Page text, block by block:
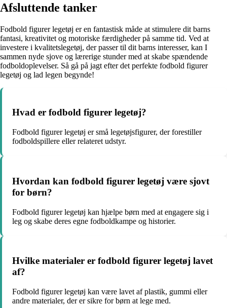
Afsluttende tanker
Fodbold figurer legetøj er en fantastisk måde at stimulere dit barns
fantasi, kreativitet og motoriske færdigheder på samme tid. Ved at
investere i kvalitetslegetøj, der passer til dit barns interesser, kan I
sammen nyde sjove og lærerige stunder med at skabe spændende
fodboldoplevelser. Så gå på jagt efter det perfekte fodbold figurer
legetøj og lad legen begynde!
Hvad er fodbold figurer legetøj?
Fodbold figurer legetøj er små legetøjsfigurer, der forestiller
fodboldspillere eller relateret udstyr.
Hvordan kan fodbold figurer legetøj være sjovt
for børn?
Fodbold figurer legetøj kan hjælpe børn med at engagere sig i
leg og skabe deres egne fodboldkampe og historier.
Hvilke materialer er fodbold figurer legetøj lavet
af?
Fodbold figurer legetøj kan være lavet af plastik, gummi eller
andre materialer, der er sikre for børn at lege med.